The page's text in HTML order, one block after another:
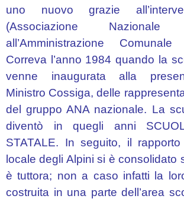
LUSEVERA
–
VEDRONZA
“OLINTO
MARINELLI”
–
TARCENTO
Elaborati
delle
Scuole
Primarie
Secondaria
uno nuovo grazie
(Associazione
all’Amministrazione
Correva l’anno 1984 quando la
venne inaugurata alla
Ministro Cossiga, delle
del gruppo ANA nazionale. La
diventò in quegli anni
STATALE. In seguito, il
locale degli Alpini si è consolidato
è tuttora; non a caso infatti la
costruita in una parte dell’area